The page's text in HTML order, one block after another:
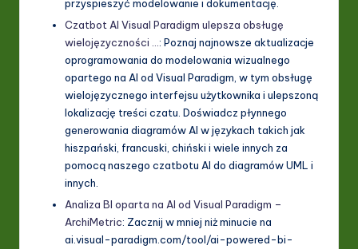
przyspieszyć modelowanie i dokumentację.
Czatbot AI Visual Paradigm ulepsza obsługę
wielojęzyczności … : Poznaj najnowsze aktualizacje
oprogramowania do modelowania wizualnego
opartego na AI od Visual Paradigm, w tym obsługę
wielojęzycznego interfejsu użytkownika i ulepszoną
lokalizację treści czatu. Doświadcz płynnego
generowania diagramów AI w językach takich jak
hiszpański, francuski, chiński i wiele innych za
pomocą naszego czatbotu AI do diagramów UML i
innych.
Analiza BI oparta na AI od Visual Paradigm –
ArchiMetric: Zacznij w mniej niż minucie na
ai.visual-paradigm.com/tool/ai-powered-bi-